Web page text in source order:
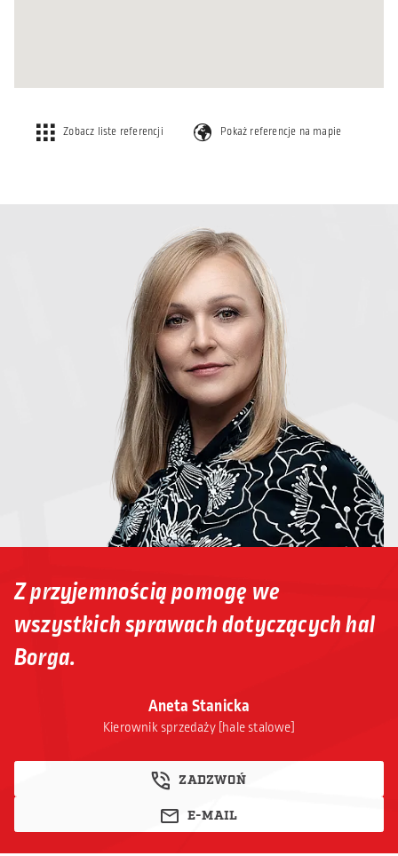
Zobacz liste referencji Pokaż referencje na mapie
Aneta Stanicka
Kierownik sprzedaży [hale stalowe]
ZADZWOŃ
E-MAIL
Z przyjemnością pomogę we
wszystkich sprawach dotyczących hal
Borga.